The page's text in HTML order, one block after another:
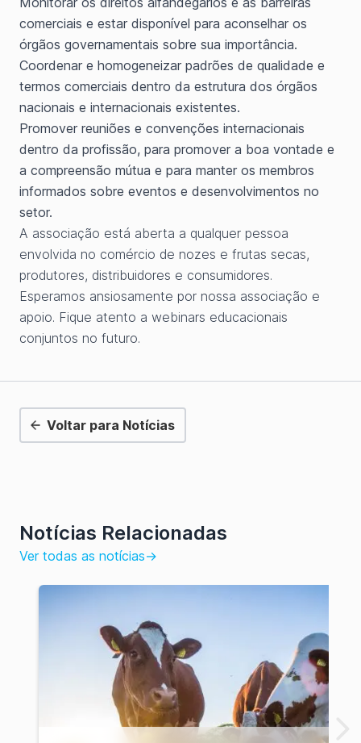
comerciais e estar disponível para aconselhar os
órgãos governamentais sobre sua importância.
Coordenar e homogeneizar padrões de qualidade e
termos comerciais dentro da estrutura dos órgãos
nacionais e internacionais existentes.
Promover reuniões e convenções internacionais
dentro da profissão, para promover a boa vontade e
a compreensão mútua e para manter os membros
informados sobre eventos e desenvolvimentos no
setor.
A associação está aberta a qualquer pessoa
envolvida no comércio de nozes e frutas secas,
produtores, distribuidores e consumidores.
Esperamos ansiosamente por nossa associação e
apoio. Fique atento a webinars educacionais
conjuntos no futuro.
Voltar para Notícias
Notícias Relacionadas
Ver todas as notícias→